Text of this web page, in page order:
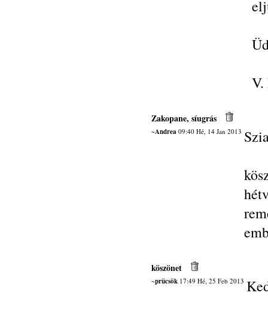
Zakopane, síugrás
~Andrea09:40 Hé, 14 Jan 2013
köszönet
~prücsök17:49 Hé, 25 Feb 2013